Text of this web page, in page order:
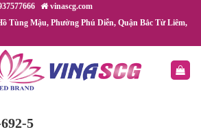
vinascg.com
Tùng Mậu, Phường Phú Diễn, Quận Bắc Từ Liêm,
5